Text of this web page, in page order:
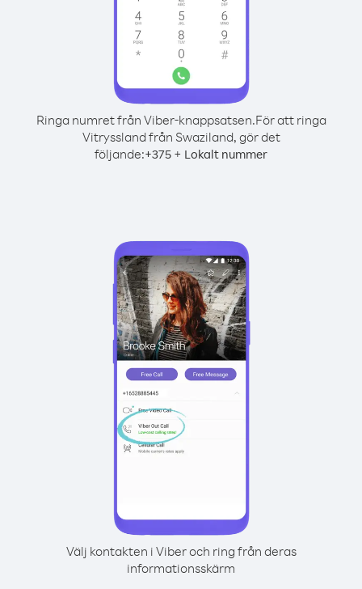
Ringa numret från Viber-knappsatsen.För att ringa
Vitryssland från Swaziland, gör det
följande:+375 + Lokalt nummer
Välj kontakten i Viber och ring från deras
informationsskärm